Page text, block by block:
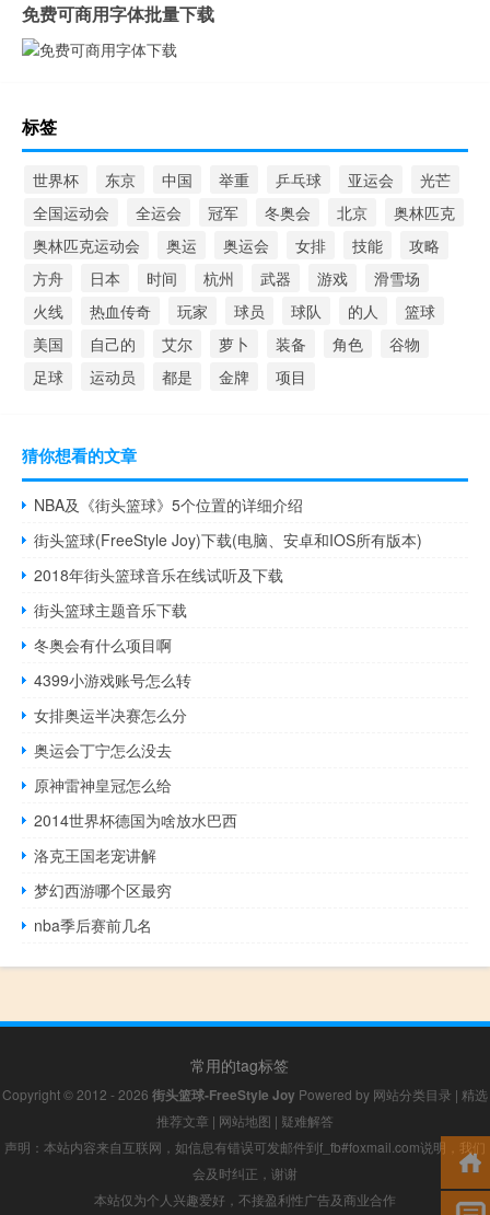
免费可商用字体批量下载
标签
世界杯 东京 中国 举重 乒乓球 亚运会
光芒
全国运动会
全运会 冠军 冬奥会 北京
奥林匹克
奥林匹克运动会
奥运 奥运会 女排 技能
攻略
方舟
日本 时间 杭州 武器 游戏
滑雪场
火线
热血传奇 玩家 球员 球队 的人
篮球
美国
自己的 艾尔 萝卜 装备 角色
谷物
足球
运动员 都是 金牌 项目
猜你想看的文章
NBA及《街头篮球》5个位置的详细介绍
街头篮球(FreeStyle Joy)下载(电脑、安卓和IOS所有版本)
2018年街头篮球音乐在线试听及下载
街头篮球主题音乐下载
冬奥会有什么项目啊
4399小游戏账号怎么转
女排奥运半决赛怎么分
奥运会丁宁怎么没去
原神雷神皇冠怎么给
2014世界杯德国为啥放水巴西
洛克王国老宠讲解
梦幻西游哪个区最穷
nba季后赛前几名
常用的tag标签
Copyright © 2012 - 2026 街头篮球-FreeStyle Joy Powered by 网站分类目录 | 精选
推荐文章 | 网站地图 | 疑难解答
声明：本站内容来自互联网，如信息有错误可发邮件到f_fb#foxmail.com说明，我们
会及时纠正，谢谢
本站仅为个人兴趣爱好，不接盈利性广告及商业合作